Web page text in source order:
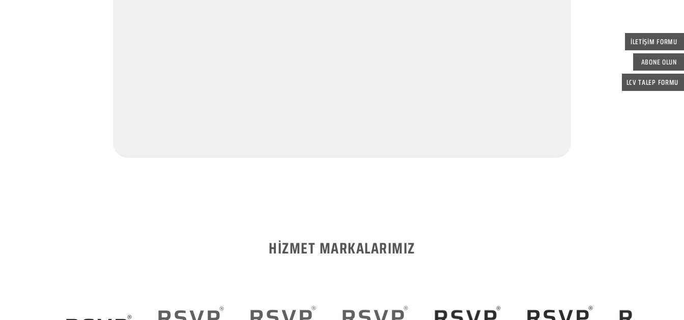
İLETİŞİM FORMU
ABONE OLUN
LCV TALEP FORMU
HİZMET MARKALARIMIZ